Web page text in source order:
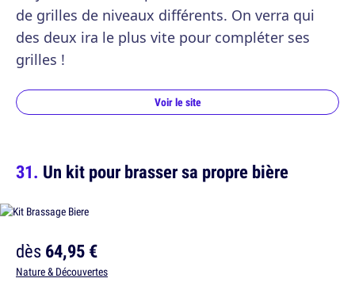
de grilles de niveaux différents. On verra qui
des deux ira le plus vite pour compléter ses
grilles !
Voir le site
Un kit pour brasser sa propre bière
dès64,95 €
Nature & Découvertes